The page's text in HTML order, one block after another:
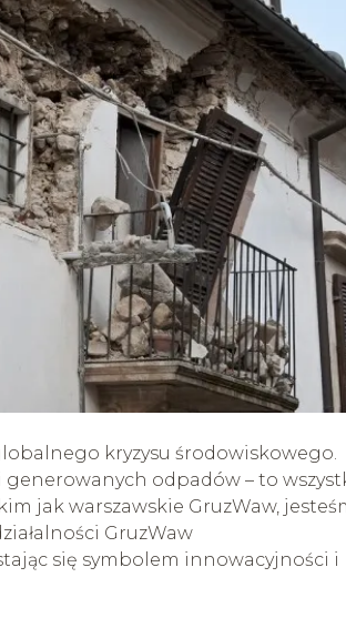
kryzysu środowiskowego.
odpadów – to
jak warszawskie GruzWaw,
GruzWaw
się symbolem innowacyjności i